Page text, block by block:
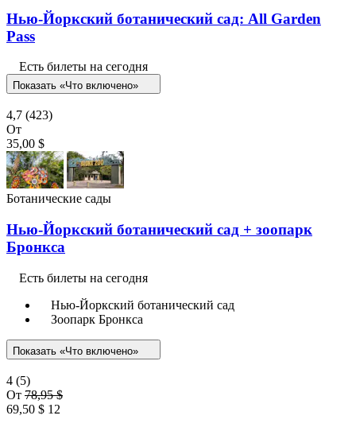
Нью-Йоркский ботанический сад: All Garden
Pass
Есть билеты на сегодня
Показать «Что включено»
4,7 (423)
От
35,00 $
Ботанические сады
Нью-Йоркский ботанический сад + зоопарк
Бронкса
Есть билеты на сегодня
Нью-Йоркский ботанический сад
Зоопарк Бронкса
Показать «Что включено»
4 (5)
От 78,95 $
69,50 $ 12